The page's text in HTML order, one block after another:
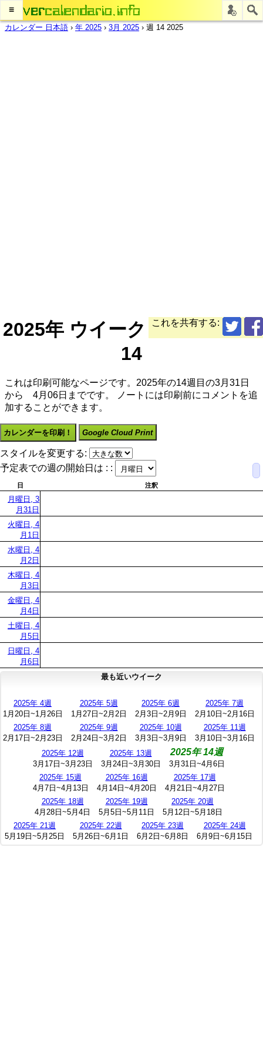
≡
カレンダー 日本語 › 年 2025 › 3月 2025 › 週 14 2025
これを共有する:
2025年 ウイーク
14
これは印刷可能なページです。2025年の14週目の3月31日
から 4月06日までです。 ノートには印刷前にコメントを追
加することができます。
カレンダーを印刷！ Google Cloud Print
スタイルを変更する:
予定表での週の開始日は : :
日 注釈
月曜日, 3
月31日
火曜日, 4
月1日
水曜日, 4
月2日
木曜日, 4
月3日
金曜日, 4
月4日
土曜日, 4
月5日
日曜日, 4
月6日
最も近いウイーク
2025年 4週
1月20日~1月26日
2025年 5週
1月27日~2月2日
2025年 6週
2月3日~2月9日
2025年 7週
2月10日~2月16日
2025年 8週
2月17日~2月23日
2025年 9週
2月24日~3月2日
2025年 10週
3月3日~3月9日
2025年 11週
3月10日~3月16日
2025年 12週
3月17日~3月23日
2025年 13週
3月24日~3月30日
2025年 14週
3月31日~4月6日
2025年 15週
4月7日~4月13日
2025年 16週
4月14日~4月20日
2025年 17週
4月21日~4月27日
2025年 18週
4月28日~5月4日
2025年 19週
5月5日~5月11日
2025年 20週
5月12日~5月18日
2025年 21週
5月19日~5月25日
2025年 22週
5月26日~6月1日
2025年 23週
6月2日~6月8日
2025年 24週
6月9日~6月15日